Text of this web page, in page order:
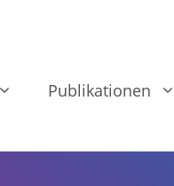
Publikationen